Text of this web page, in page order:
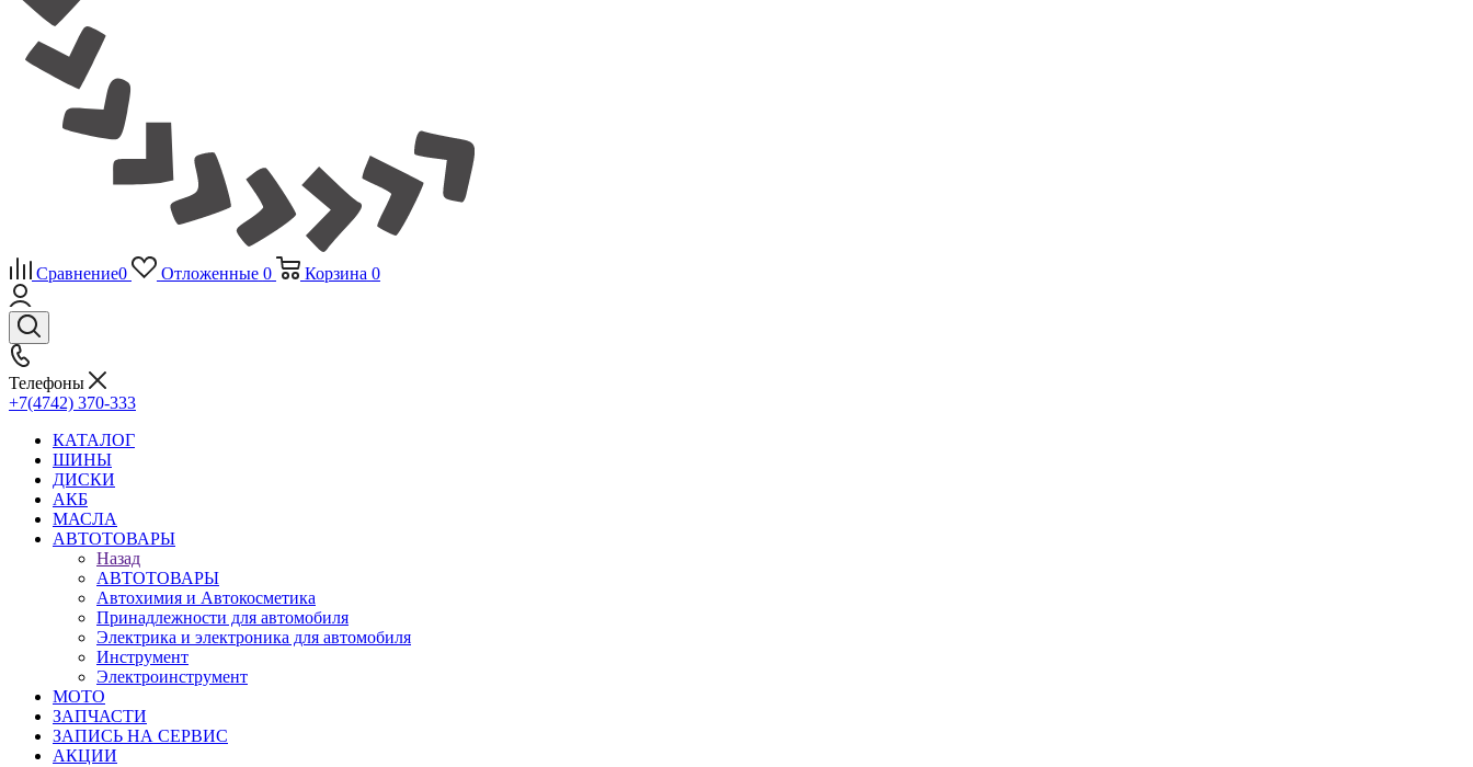
Сравнение0 Отложенные 0 Корзина 0
Телефоны
+7(4742) 370-333
КАТАЛОГ
ШИНЫ
ДИСКИ
АКБ
МАСЛА
АВТОТОВАРЫ
Назад
АВТОТОВАРЫ
Автохимия и Автокосметика
Принадлежности для автомобиля
Электрика и электроника для автомобиля
Инструмент
Электроинструмент
МОТО
ЗАПЧАСТИ
ЗАПИСЬ НА СЕРВИС
АКЦИИ